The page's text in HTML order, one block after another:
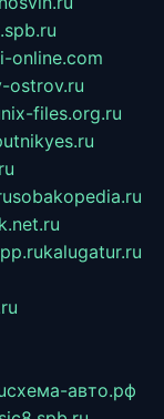
online.com
ostrov.ru
nix-files.org.ru
sobakopedia.ru
kalugatur.ru
схема-авто.рф